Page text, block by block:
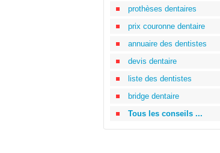
prothèses dentaires
prix couronne dentaire
annuaire des dentistes
devis dentaire
liste des dentistes
bridge dentaire
Tous les conseils ...